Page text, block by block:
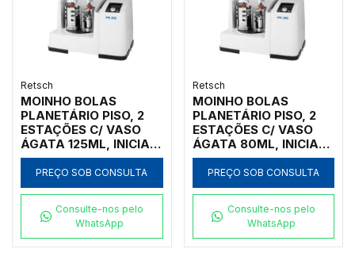
Retsch
MOINHO BOLAS
PLANETÁRIO PISO, 2
ESTAÇÕES C/ VASO
ÁGATA 125ML, INICIAL
<4MM, FINAL <1UM
PREÇO SOB CONSULTA
Consulte-nos pelo
WhatsApp
Retsch
MOINHO BOLAS
PLANETÁRIO PISO, 2
ESTAÇÕES C/ VASO
ÁGATA 80ML, INICIAL
<4MM, FINAL <1UM
PREÇO SOB CONSULTA
Consulte-nos pelo
WhatsApp